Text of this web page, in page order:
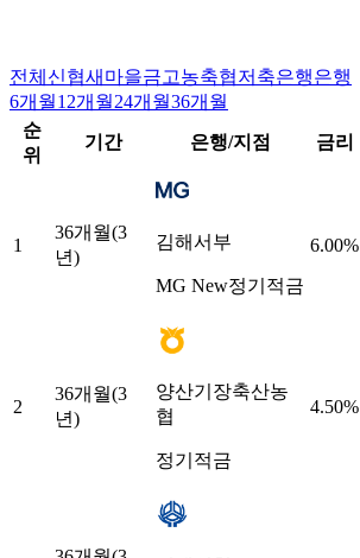
전체 신협새마을금고농축협저축은행은행
6개월12개월24개월36개월
순
위
기간 은행/지점 금리
1
36개월(3
년)
김해서부
MG New정기적금
6.00%
2
36개월(3
년)
양산기장축산농
협
정기적금
4.50%